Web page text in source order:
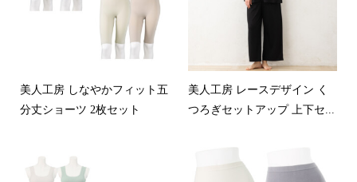
美人工房 しなやかフィット五
分丈ショーツ 2枚セット
美人工房 レースデザイン く
つろぎセットアップ 上下セ...